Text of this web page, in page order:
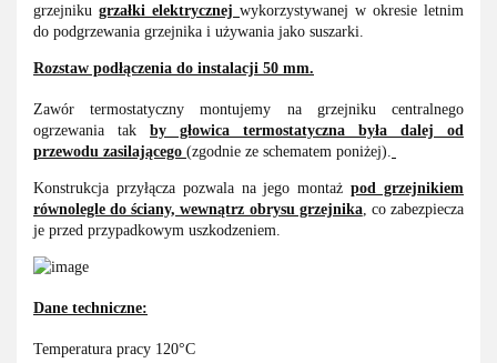
grzejniku grzałki elektrycznej wykorzystywanej w okresie letnim
do podgrzewania grzejnika i używania jako suszarki.
Rozstaw podłączenia do instalacji 50 mm.
Zawór termostatyczny montujemy na grzejniku centralnego
ogrzewania tak by głowica termostatyczna była dalej od
przewodu zasilającego (zgodnie ze schematem poniżej).
Konstrukcja przyłącza pozwala na jego montażpod grzejnikiem
równolegle do ściany, wewnątrz obrysu grzejnika, co zabezpiecza
je przed przypadkowym uszkodzeniem.
Dane techniczne:
Temperatura pracy 120°C